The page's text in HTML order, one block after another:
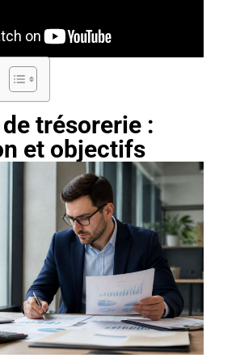
trésorerie :
et objectifs